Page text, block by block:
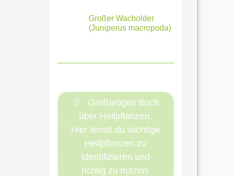
Großer Wacholder
(Juniperus macropoda)
Großartiges Buch
über Heilpflanzen.
Hier lernst du wichtige
Heilpflanzen zu
identifizieren und
richtig zu nutzen.